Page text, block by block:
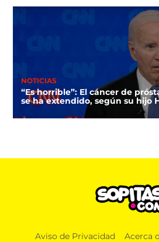
NOTICIAS
“Es horrible”: El cáncer de
se ha extendido, según su hijo
Aviso de Privacidad Acerca